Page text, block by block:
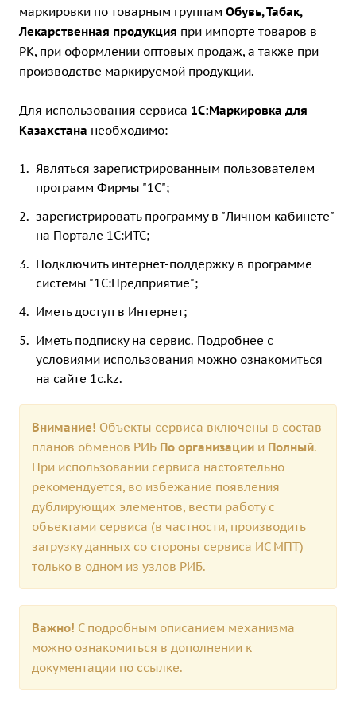
маркировки по товарным группам Обувь, Табак,
Лекарственная продукция при импорте товаров в
РК, при оформлении оптовых продаж, а также при
производстве маркируемой продукции.
Для использования сервиса 1С:Маркировка для
Казахстана необходимо:
Являться зарегистрированным пользователем
программ Фирмы "1С";
зарегистрировать программу в "Личном кабинете"
на Портале 1С:ИТС;
Подключить интернет-поддержку в программе
системы "1С:Предприятие";
Иметь доступ в Интернет;
Иметь подписку на сервис. Подробнее с
условиями использования можно ознакомиться
на сайте 1c.kz.
Внимание! Объекты сервиса включены в состав
планов обменов РИБ По организации и Полный.
При использовании сервиса настоятельно
рекомендуется, во избежание появления
дублирующих элементов, вести работу с
объектами сервиса (в частности, производить
загрузку данных со стороны сервиса ИС МПТ)
только в одном из узлов РИБ.
Важно! С подробным описанием механизма
можно ознакомиться в дополнении к
документации по ссылке.